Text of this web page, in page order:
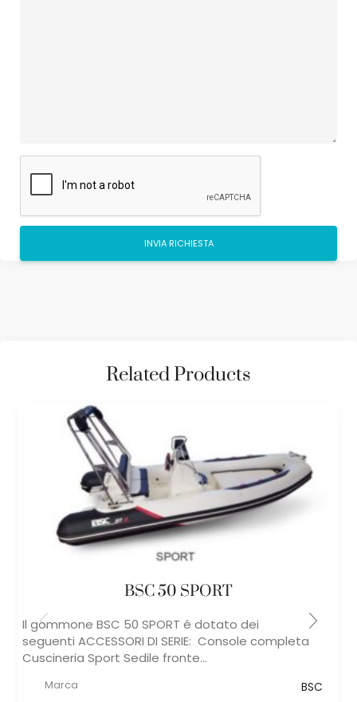
Related Products
BSC 50 SPORT
Il gommone BSC 50 SPORT é dotato dei
seguenti ACCESSORI DI SERIE: Console completa
Cuscineria Sport Sedile fronte...
Marca BSC